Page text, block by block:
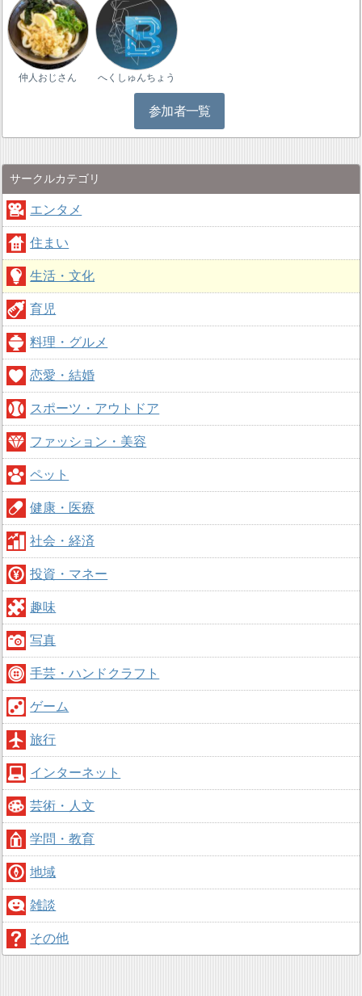
仲人おじさん へくしゅんちょう
参加者一覧
サークルカテゴリ
エンタメ
住まい
生活・文化
育児
料理・グルメ
恋愛・結婚
スポーツ・アウトドア
ファッション・美容
ペット
健康・医療
社会・経済
投資・マネー
趣味
写真
手芸・ハンドクラフト
ゲーム
旅行
インターネット
芸術・人文
学問・教育
地域
雑談
その他